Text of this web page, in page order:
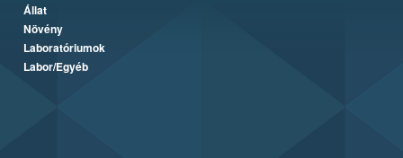
Állat
Növény
Laboratóriumok
Labor/Egyéb